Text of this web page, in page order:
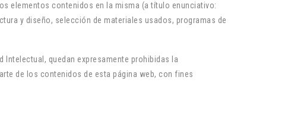
elementos contenidos en la misma (a título enunciativo:
y diseño, selección de materiales usados, programas de
quedan expresamente prohibidas la
de los contenidos de esta página web, con fines